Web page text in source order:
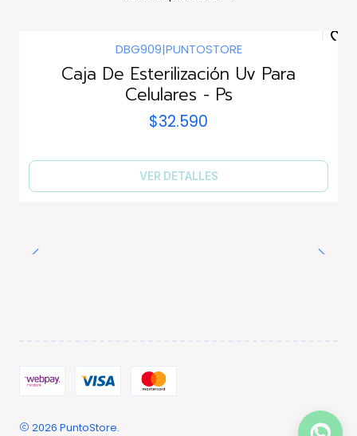
DBG909|PUNTOSTORE
Caja De Esterilización Uv Para
Celulares - Ps
$32.590
VER DETALLES
2026 PuntoStore.